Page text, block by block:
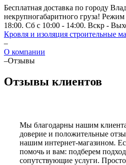
Бесплатная доставка по городу
некрупногабаритного груза!
18:00. Сб с 10:00 - 14:00. Вскр -
Кровля и изоляция строительные
–
О компании
–Отзывы
Отзывы клиентов
Мы благодарны нашим
доверие и положительные
нашим интернет-магазином.
помочь и вам: подберем
сопутствующие услуги.